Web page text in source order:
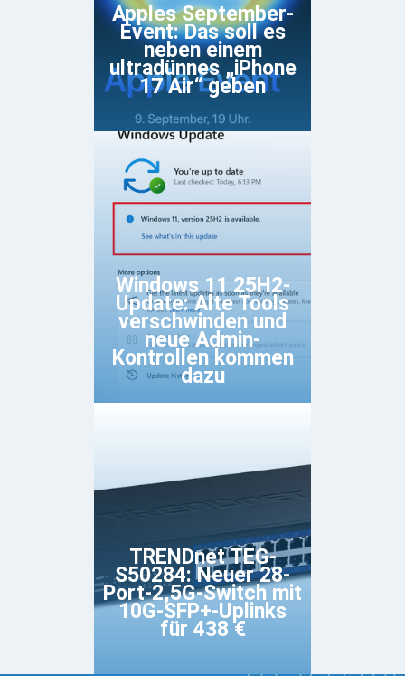
Apples September-
Event: Das soll es
neben einem
ultradünnes „iPhone
17 Air“ geben
Windows 11 25H2-
Update: Alte Tools
verschwinden und
neue Admin-
Kontrollen kommen
dazu
TRENDnet TEG-
S50284: Neuer 28-
Port-2,5G-Switch mit
10G-SFP+-Uplinks
für 438 €